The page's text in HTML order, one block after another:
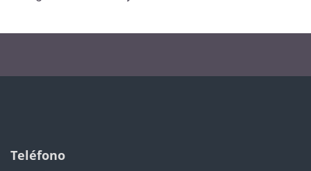
Teléfono